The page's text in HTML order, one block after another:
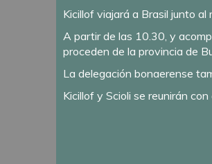
Kicillof viajará a Brasil junto
A partir de las 10.30, y
proceden de la provincia de
La delegación bonaerense
Kicillof y Scioli se reunirán